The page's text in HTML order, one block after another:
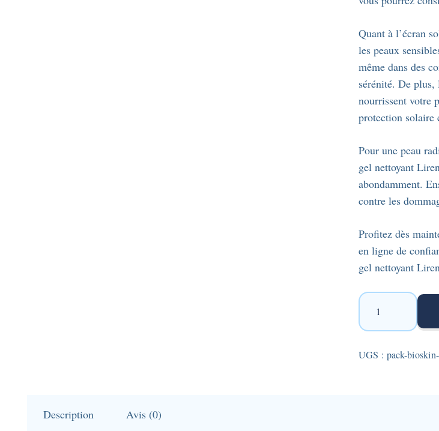
Quant à l’écran
les peaux
même dans des
sérénité. De plus,
nourrissent votre
protection solaire
Pour une peau
gel nettoyant
abondamment.
contre les
Profitez dès
en ligne de
gel nettoyant
quantité
Pack
Bioskin
UGS : pack-
Description Avis (0)